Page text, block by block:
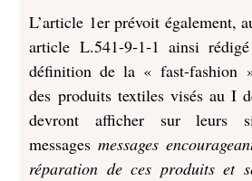
L’article 1er prévoit également,
article L.541‑9‑1‑1 ainsi
définition de la « fast-fashion
des produits textiles visés au I
devront afficher sur leurs
messagesmessages
réparation de ces produits et